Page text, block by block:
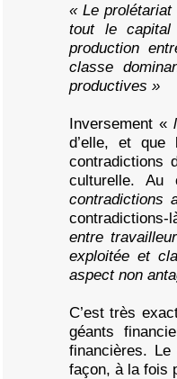
« Le
tout le capital
production
classe
productives »
Inversement «
d’elle, et que
contradictions
culturelle.
contradictions
entre
exploitée et
aspect non
C’est très
géants
financières.
façon, à la fois